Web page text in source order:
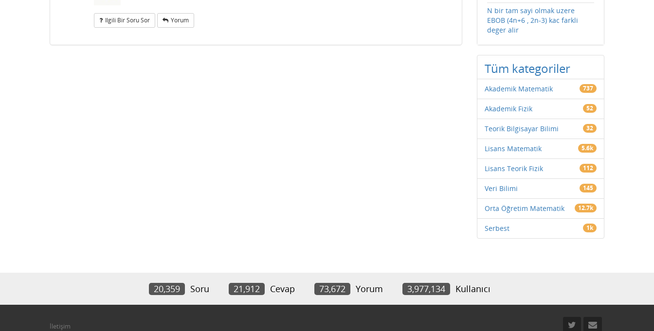
Ilgili Bir Soru Sor Yorum
N bir tam sayi olmak uzere
EBOB (4n+6 , 2n-3) kac farkli
deger alir
Tüm kategoriler
Akademik Matematik 737
Akademik Fizik 52
Teorik Bilgisayar Bilimi 32
Lisans Matematik 5.6k
Lisans Teorik Fizik 112
Veri Bilimi 145
Orta Öğretim Matematik 12.7k
Serbest 1k
20,359 Soru 21,912 Cevap 73,672 Yorum 3,977,134 Kullanıcı
İletişim